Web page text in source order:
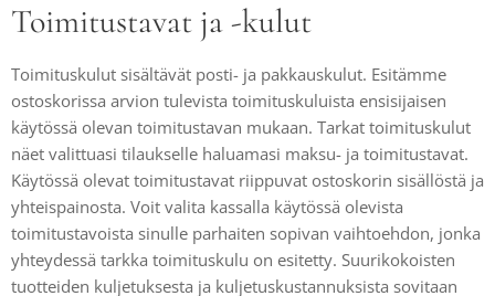
Toimitustavat ja -kulut
Toimituskulut sisältävät posti- ja pakkauskulut. Esitämme
ostoskorissa arvion tulevista toimituskuluista ensisijaisen
käytössä olevan toimitustavan mukaan. Tarkat toimituskulut
näet valittuasi tilaukselle haluamasi maksu- ja toimitustavat.
Käytössä olevat toimitustavat riippuvat ostoskorin sisällöstä ja
yhteispainosta. Voit valita kassalla käytössä olevista
toimitustavoista sinulle parhaiten sopivan vaihtoehdon, jonka
yhteydessä tarkka toimituskulu on esitetty. Suurikokoisten
tuotteiden kuljetuksesta ja kuljetuskustannuksista sovitaan